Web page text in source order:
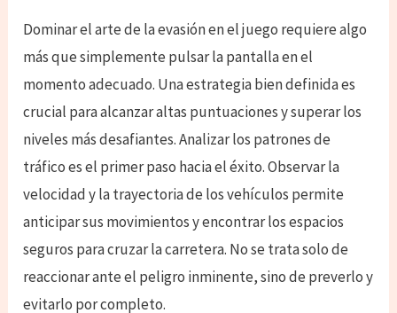
Dominar el arte de la evasión en el juego requiere algo
más que simplemente pulsar la pantalla en el
momento adecuado. Una estrategia bien definida es
crucial para alcanzar altas puntuaciones y superar los
niveles más desafiantes. Analizar los patrones de
tráfico es el primer paso hacia el éxito. Observar la
velocidad y la trayectoria de los vehículos permite
anticipar sus movimientos y encontrar los espacios
seguros para cruzar la carretera. No se trata solo de
reaccionar ante el peligro inminente, sino de preverlo y
evitarlo por completo.